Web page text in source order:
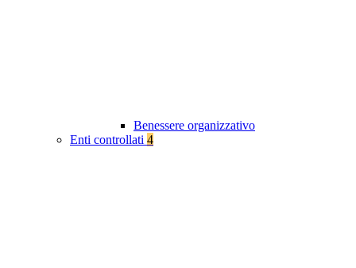
Benessere organizzativo
Enti controllati 4